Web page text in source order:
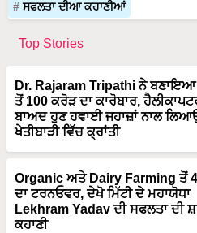
ਸਫਲਤਾ ਦੀਆ ਕਹਾਣੀਆਂ
Top Stories
Dr. Rajaram Tripathi ਨੇ ਬਣਾਇਆ
ਤੋਂ 100 ਕਰੋੜ ਦਾ ਕਾਰੋਬਾਰ,
ਬਾਅਦ ਹੁਣ ਹਵਾਈ ਜਹਾਜ਼ਾਂ ਨਾਲ
ਖੇਤੀਬਾੜੀ ਵਿੱਚ ਕ੍ਰਾਂਤੀ
Organic ਅਤੇ Dairy Farming ਤੋਂ
ਦਾ ਟਰਨਓਵਰ, ਦੇਖੋ ਮਿੱਟੀ ਦੇ ਮਹਾਯੋਧਾ
Lekhram Yadav ਦੀ ਸਫਲਤਾ ਦੀ
ਕਹਾਣੀ